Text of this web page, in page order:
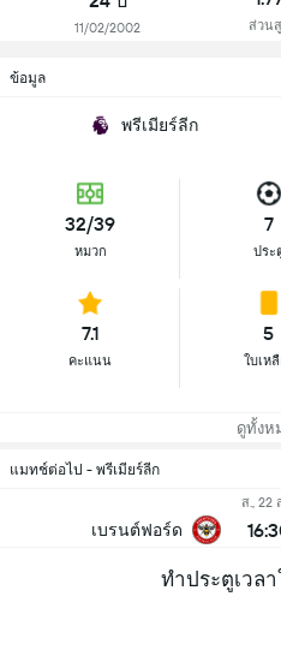
11/02/2002 ส่วน
ข้อมูล
พรีเมียร์ลีก
32/39
หมวก
7
ประ
7.1
คะแนน
5
ใบเห
ดูทั้งห
แมทช์ต่อไป - พรีเมียร์ลีก
เบรนต์ฟอร์ด
ส., 22
ทำประตูเวล